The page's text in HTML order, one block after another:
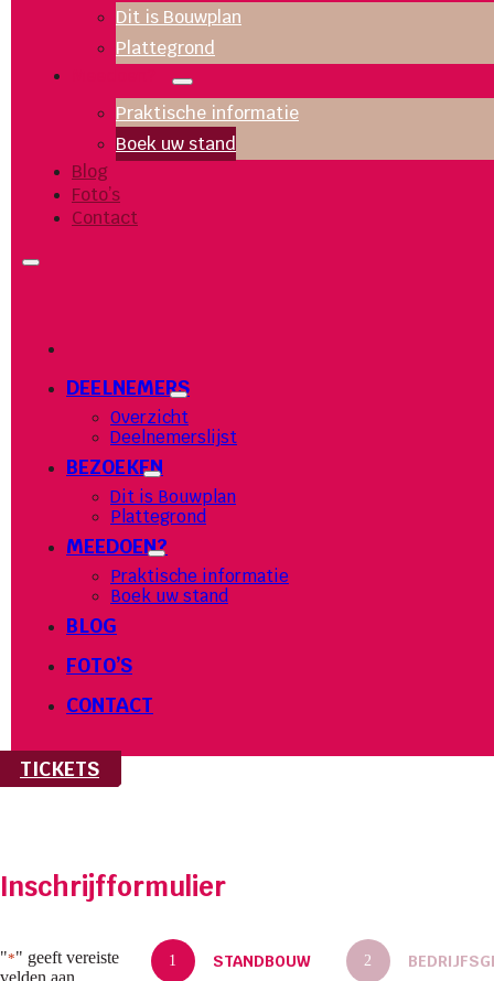
Dit is Bouwplan
Plattegrond
Praktische informatie
Boek uw stand
Blog
Foto’s
Contact
DEELNEMERS
Overzicht
Deelnemerslijst
BEZOEKEN
Dit is Bouwplan
Plattegrond
MEEDOEN?
Praktische informatie
Boek uw stand
BLOG
FOTO’S
CONTACT
TICKETS
Inschrijfformulier
"*" geeft vereiste
velden aan
1 STANDBOUW 2